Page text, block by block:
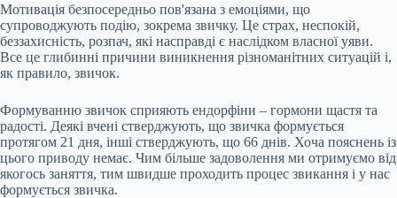
Мотивація безпосередньо пов'язана з емоціями, що
супроводжують подію, зокрема звичку. Це страх, неспокій,
беззахисність, розпач, які насправді є наслідком власної уяви.
Все це глибинні причини виникнення різноманітних ситуацій і,
як правило, звичок.
Формуванню звичок сприяють ендорфіни – гормони щастя та
радості. Деякі вчені стверджують, що звичка формується
протягом 21 дня, інші стверджують, що 66 днів. Хоча пояснень із
цього приводу немає. Чим більше задоволення ми отримуємо від
якогось заняття, тим швидше проходить процес звикання і у нас
формується звичка.